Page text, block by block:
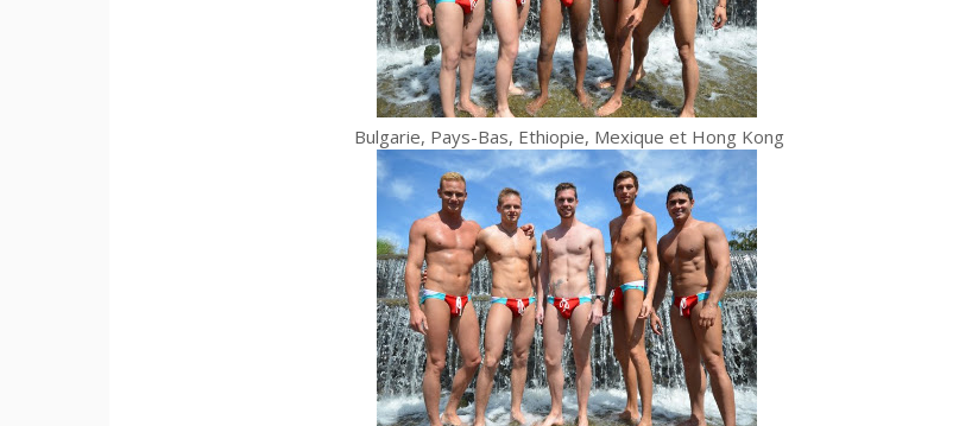
Bulgarie, Pays-Bas, Ethiopie, Mexique et Hong Kong